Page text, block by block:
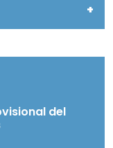
+
del